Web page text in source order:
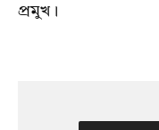
প্রমুখ।